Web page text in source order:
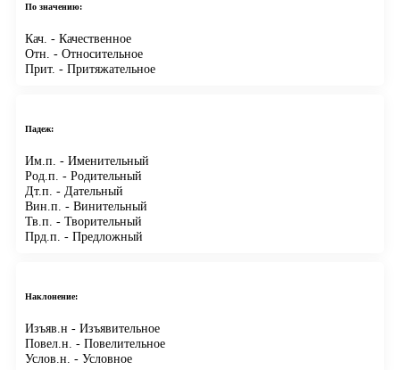
По значению:
Кач. - Качественное
Отн. - Относительное
Прит. - Притяжательное
Падеж:
Им.п. - Именительный
Род.п. - Родительный
Дт.п. - Дательный
Вин.п. - Винительный
Тв.п. - Творительный
Прд.п. - Предложный
Наклонение:
Изъяв.н - Изъявительное
Повел.н. - Повелительное
Услов.н. - Условное